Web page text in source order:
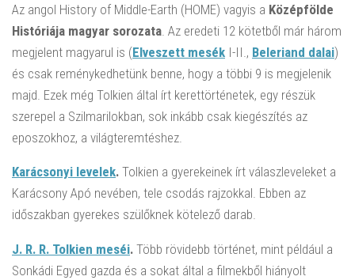
Az angol History of Middle-Earth (HOME) vagyis a Középfölde
Históriája magyar sorozata . Az eredeti 12 kötetből már három
megjelent magyarul is (Elveszett mesék I-II., Beleriand dalai)
és csak reménykedhetünk benne, hogy a többi 9 is megjelenik
majd. Ezek még Tolkien által írt kerettörténetek, egy részük
szerepel a Szilmarilokban, sok inkább csak kiegészítés az
eposzokhoz, a világteremtéshez.
Karácsonyi levelek. Tolkien a gyerekeinek írt válaszleveleket a
Karácsony Apó nevében, tele csodás rajzokkal. Ebben az
időszakban gyerekes szülőknek kötelező darab.
J. R. R. Tolkien meséi. Több rövidebb történet, mint például a
Sonkádi Egyed gazda és a sokat által a filmekből hiányolt